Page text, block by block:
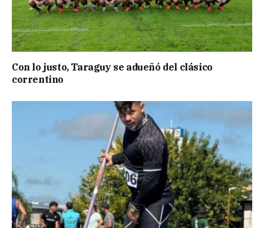
Con lo justo, Taraguy se adueñó del clásico
correntino